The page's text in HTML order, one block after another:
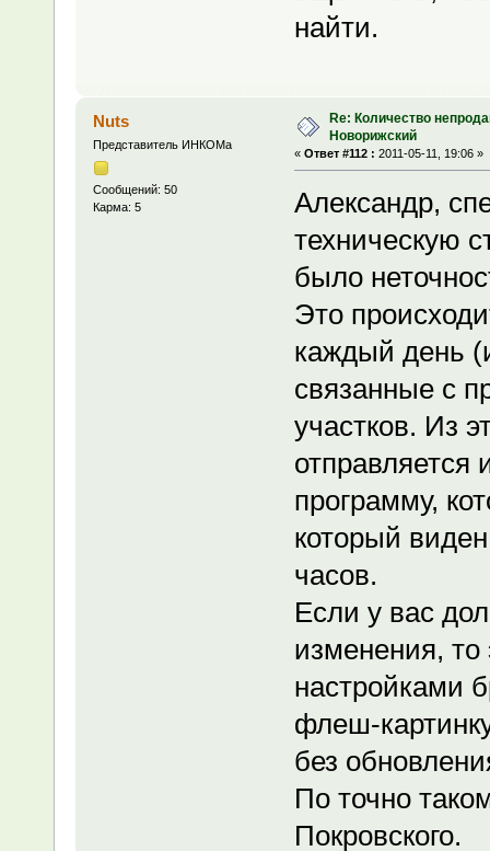
найти.
Nuts
Представитель ИНКОМа
Сообщений: 50
Карма: 5
Re: Количество
Новорижский
« Ответ #112 : 2011-05-11, 19:06 »
Александр,
техническую
было
Это
каждый день
связанные с
участков. Из
отправляется
программу,
который
часов.
Если у вас
изменения, то
настройками
флеш-
без
По точно
Покровского.